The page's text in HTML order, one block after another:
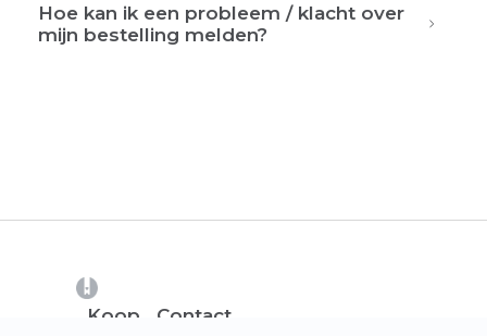
Hoe kan ik een probleem / klacht over
mijn bestelling melden?
Koop
Contact